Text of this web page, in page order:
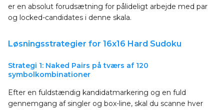
er en absolut forudsætning for pålideligt arbejde med par
og locked-candidates i denne skala.
Løsningsstrategier for 16x16 Hard Sudoku
Strategi 1: Naked Pairs på tværs af 120
symbolkombinationer
Efter en fuldstændig kandidatmarkering og en fuld
gennemgang af singler og box-line, skal du scanne hver